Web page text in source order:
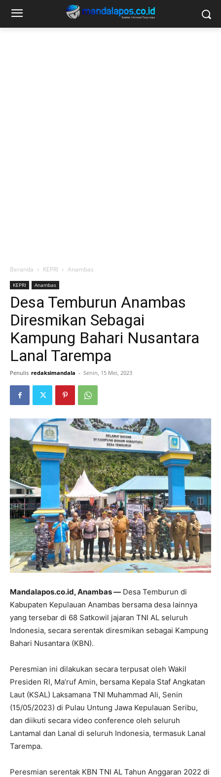
Beranda KEPRI Anambas
KEPRI Anambas
Desa Temburun Anambas
Diresmikan Sebagai
Kampung Bahari Nusantara
Lanal Tarempa
Penulis redaksimandala - Senin, 15 Mei, 2023
Mandalapos.co.id, Anambas — Desa Temburun di
Kabupaten Kepulauan Anambas bersama desa lainnya
yang tersebar di 68 Satkowil jajaran TNI AL seluruh
Indonesia, secara serentak diresmikan sebagai Kampung
Bahari Nusantara (KBN).
Peresmian ini dilakukan secara terpusat oleh Wakil
Presiden RI, Ma’ruf Amin, bersama Kepala Staf Angkatan
Laut (KSAL) Laksamana TNI Muhammad Ali, Senin
(15/05/2023) di Pulau Untung Jawa Kepulauan Seribu,
dan diikuti secara video conference oleh seluruh
Lantamal dan Lanal di seluruh Indonesia, termasuk Lanal
Tarempa.
Peresmian serentak KBN TNI AL Tahun Anggaran 2022 di